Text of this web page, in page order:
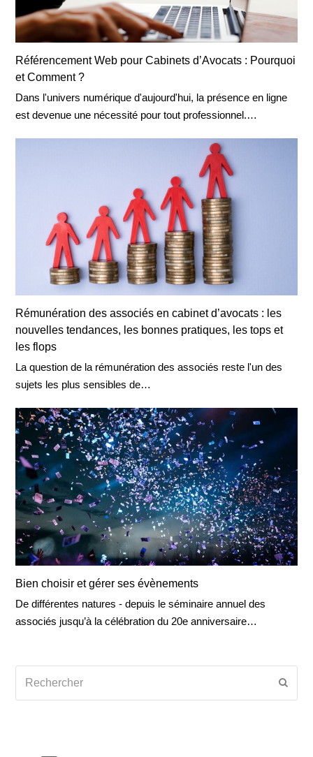
Référencement Web pour Cabinets d’Avocats : Pourquoi
et Comment ?
Dans l'univers numérique d'aujourd'hui, la présence en ligne
est devenue une nécessité pour tout professionnel.…
Rémunération des associés en cabinet d’avocats : les
nouvelles tendances, les bonnes pratiques, les tops et
les flops
La question de la rémunération des associés reste l'un des
sujets les plus sensibles de…
Bien choisir et gérer ses évènements
De différentes natures - depuis le séminaire annuel des
associés jusqu’à la célébration du 20e anniversaire…